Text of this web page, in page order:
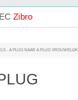
Zibro
- A PLUG NAAR A PLUG VROUWELIJK